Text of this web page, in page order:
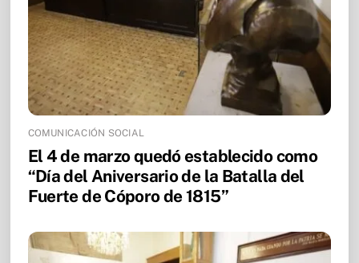
COMUNICACIÓN SOCIAL
El 4 de marzo quedó establecido como
“Día del Aniversario de la Batalla del
Fuerte de Cóporo de 1815”